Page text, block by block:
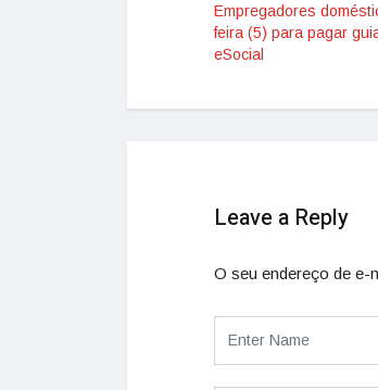
Empregadores
feira (5) para pagar
eSocial
Leave a Reply
O seu endereço de e-